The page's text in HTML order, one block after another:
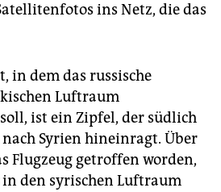
ins Netz, die das
in dem das russische
Luftraum
ist ein Zipfel, der südlich
nach Syrien hineinragt. Über
Flugzeug getroffen worden,
den syrischen Luftraum